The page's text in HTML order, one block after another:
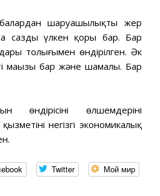
шаруашылықтың жер
саздың үлкен қоры бар. Бар
толығымен өндірілген. Әк
маңызы бар және шамалы. Бар
өндірісінің өлшемдерінің
негізгі экономикалық
Twitter Мой мир